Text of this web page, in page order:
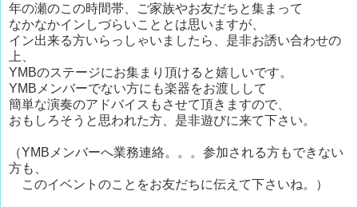
年の瀬のこの時間帯、ご家族やお友だちと集まって
なかなかインしづらいこととは思いますが、
イン出来る方いらっしゃいましたら、是非お誘い合わせの
上、
YMBのステージにお集まり頂けると嬉しいです。
YMBメンバーでない方にも楽器をお渡しして
簡単な演奏のアドバイスもさせて頂きますので、
おもしろそうと思われた方、是非遊びに来て下さい。
（YMBメンバーへ業務連絡。。。参加される方もできない
方も、
このイベントのことをお友だちに伝えて下さいね。）